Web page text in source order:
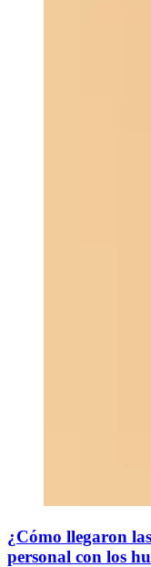
¿Cómo llegaron
personal con los